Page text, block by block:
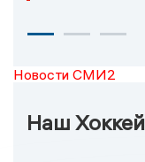
Новости СМИ2
Наш Хоккей